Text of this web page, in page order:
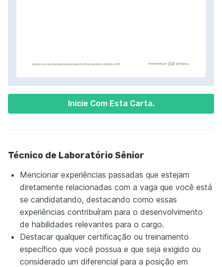
Inicie Com Esta Carta.
Técnico de Laboratório Sênior
Mencionar experiências passadas que estejam
diretamente relacionadas com a vaga que você está
se candidatando, destacando como essas
experiências contribuíram para o desenvolvimento
de habilidades relevantes para o cargo.
Destacar qualquer certificação ou treinamento
específico que você possua e que seja exigido ou
considerado um diferencial para a posição em